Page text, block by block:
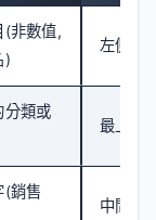
(非數值,
)
左側,每
分類或
最上方,
(銷售
中間的